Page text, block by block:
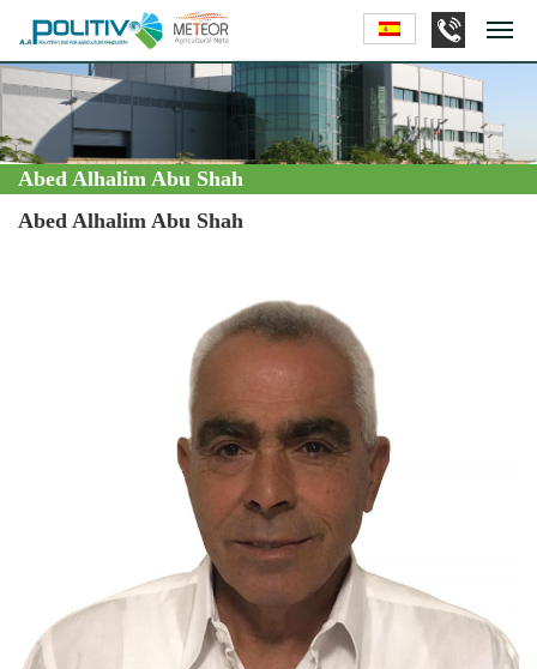
Abed Alhalim Abu Shah
Abed Alhalim Abu Shah